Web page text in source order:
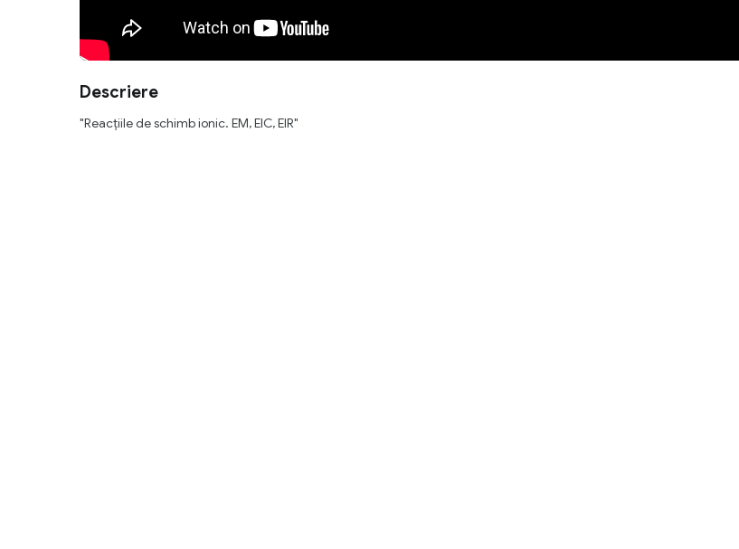
Descriere
"Reacţiile de schimb ionic. EM, EIC, EIR"